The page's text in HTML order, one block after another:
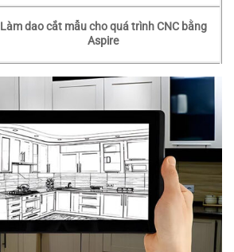
Làm dao cắt mẫu cho quá trình CNC bằng
Aspire